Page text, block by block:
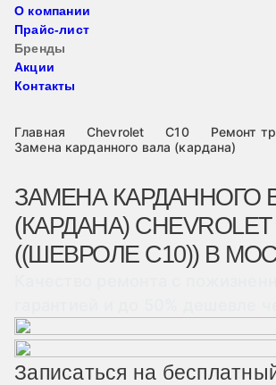
О компании
Прайс-лист
Бренды
Акции
Контакты
Главная Chevrolet C10
Ремонт
Замена карданного вала (кардана)
ЗАМЕНА КАРДАННОГО
(КАРДАНА) CHEVROLET
((ШЕВРОЛЕ С10)) В
Записаться на